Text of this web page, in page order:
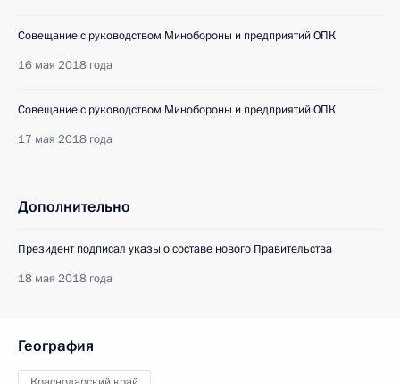
Совещание с руководством Минобороны и предприятий ОПК
16 мая 2018 года
Совещание с руководством Минобороны и предприятий ОПК
17 мая 2018 года
Дополнительно
Президент подписал указы о составе нового Правительства
18 мая 2018 года
География